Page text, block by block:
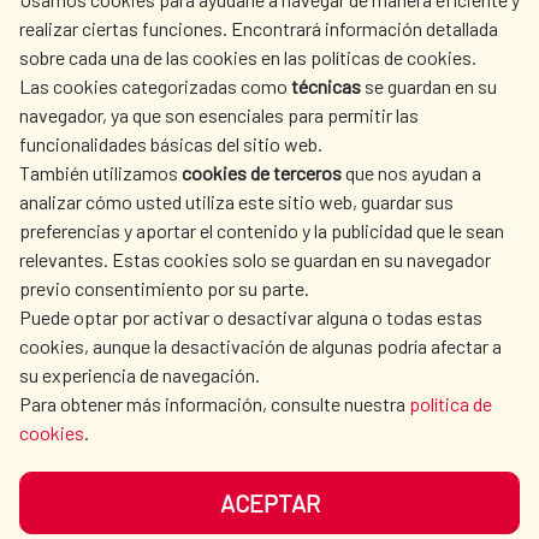
Bolivia
Centro Cultural de España en Buenos
Aires: Argentina
Centro Cultural de España en Lima: Perú
realizar ciertas funciones. Encontrará información detallada
sobre cada una de las cookies en las políticas de cookies.
Las cookies categorizadas como técnicas se guardan en su
navegador, ya que son esenciales para permitir las
funcionalidades básicas del sitio web.
También utilizamos cookies de tercerosque nos ayudan a
analizar cómo usted utiliza este sitio web, guardar sus
preferencias y aportar el contenido y la publicidad que le sean
relevantes. Estas cookies solo se guardan en su navegador
previo consentimiento por su parte.
Puede optar por activar o desactivar alguna o todas estas
cookies, aunque la desactivación de algunas podría afectar a
su experiencia de navegación.
Para obtener más información, consulte nuestra política de
cookies.
ACEPTAR
AECID
WHERE DO WE COOPERATE?
SPANISH HUMANITARIAN
ACTION
PRESS ROOM
CULTURE AND SCIENCE LIBRARY
OUR SOCIAL MEDIA
DATA PROTECTION